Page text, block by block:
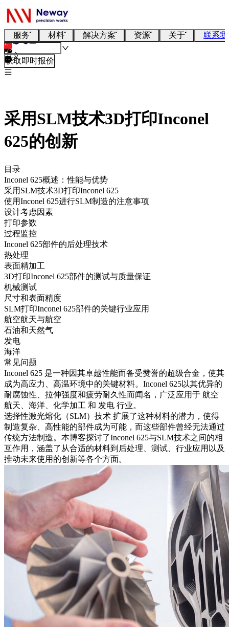
服务 材料 解决方案 资源 关于 联系
中文
获取即时报价
采用SLM技术3D打印Inconel
625的创新
目录
Inconel 625概述：性能与优势
采用SLM技术3D打印Inconel 625
使用Inconel 625进行SLM制造的注意事项
设计考虑因素
打印参数
过程监控
Inconel 625部件的后处理技术
热处理
表面精加工
3D打印Inconel 625部件的测试与质量保证
机械测试
尺寸和表面精度
SLM打印Inconel 625部件的关键行业应用
航空航天与航空
石油和天然气
发电
海洋
常见问题
Inconel 625 是一种因其卓越性能而备受赞誉的超级合金，使其
成为高应力、高温环境中的关键材料。Inconel 625以其优异的
耐腐蚀性、拉伸强度和疲劳耐久性而闻名，广泛应用于 航空
航天
海洋 化学加工 和 发电 行业。
选择性激光熔化（SLM）技术 扩展了这种材料的潜力，使得
制造复杂、高性能的部件成为可能，而这些部件曾经无法通过
传统方法制造。本博客探讨了Inconel 625与SLM技术之间的相
互作用，涵盖了从合适的材料到后处理、测试、行业应用以及
推动未来使用的创新等各个方面。